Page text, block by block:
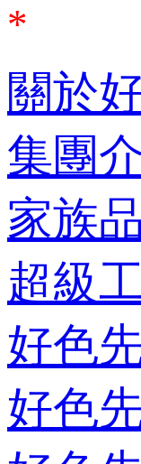
*
關於
集團
家族
超級
好色
好色